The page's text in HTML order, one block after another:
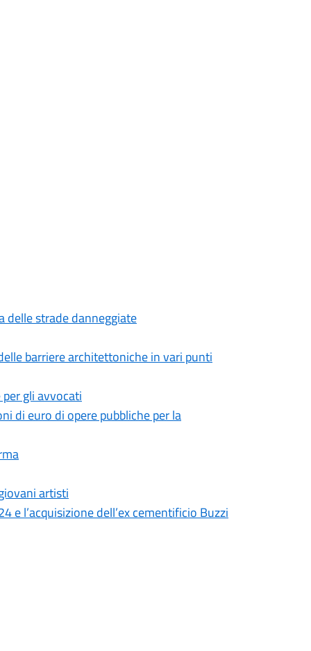
delle strade danneggiate
barriere architettoniche in vari punti
gli avvocati
di euro di opere pubbliche per la
artisti
e l’acquisizione dell’ex cementificio Buzzi